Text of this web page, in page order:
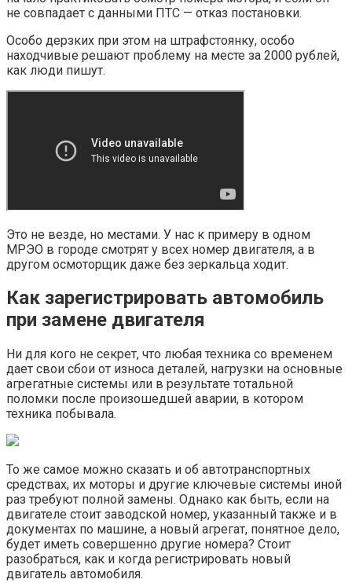
не совпадает с данными ПТС — отказ постановки.
Особо дерзких при этом на штрафстоянку, особо
находчивые решают проблему на месте за 2000 рублей,
как люди пишут.
Это не везде, но местами. У нас к примеру в одном
МРЭО в городе смотрят у всех номер двигателя, а в
другом осмоторщик даже без зеркальца ходит.
Как зарегистрировать автомобиль
при замене двигателя
Ни для кого не секрет, что любая техника со временем
дает свои сбои от износа деталей, нагрузки на основные
агрегатные системы или в результате тотальной
поломки после произошедшей аварии, в котором
техника побывала.
То же самое можно сказать и об автотранспортных
средствах, их моторы и другие ключевые системы иной
раз требуют полной замены. Однако как быть, если на
двигателе стоит заводской номер, указанный также и в
документах по машине, а новый агрегат, понятное дело,
будет иметь совершенно другие номера? Стоит
разобраться, как и когда регистрировать новый
двигатель автомобиля.